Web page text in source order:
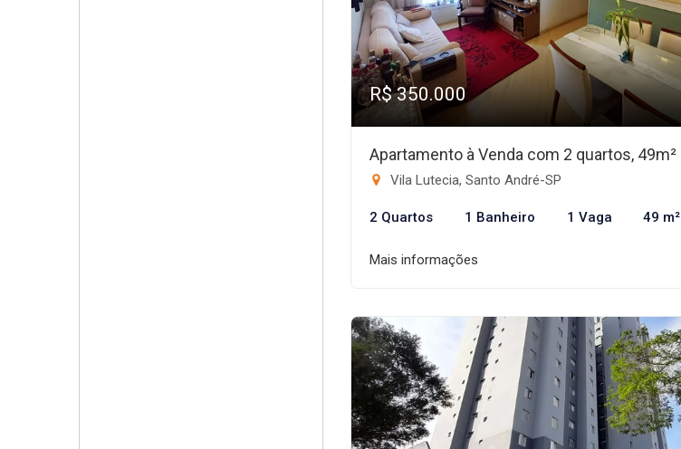
R$ 350.000
Apartamento à Venda com 2 quartos, 49m²
Vila Lutecia, Santo André-SP
2 Quartos 1 Banheiro 1 Vaga 49 m²
Mais informações